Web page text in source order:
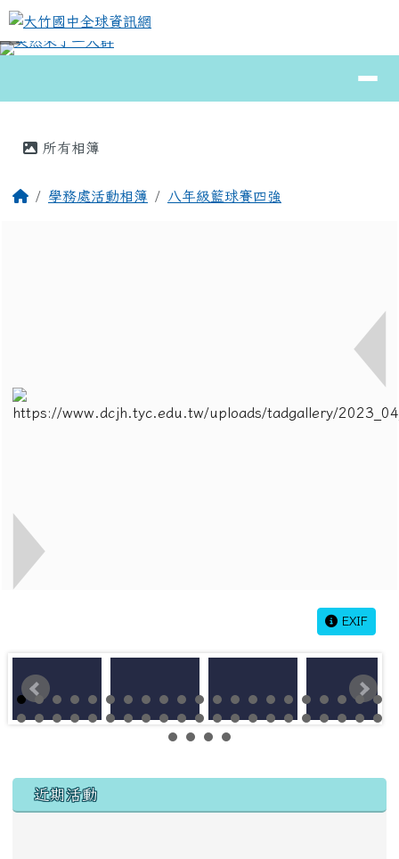
跳至主內容區
大竹國中全球資訊網
⏸
所有相簿
回首頁學務處活動相簿 八年級籃球賽四強
EXIF
左邊區域內容
近期活動